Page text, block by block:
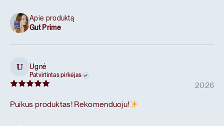
Apie produktą
Gut Prime
U Ugnė
Patvirtintas pirkėjas
2026
Puikus produktas! Rekomenduoju!